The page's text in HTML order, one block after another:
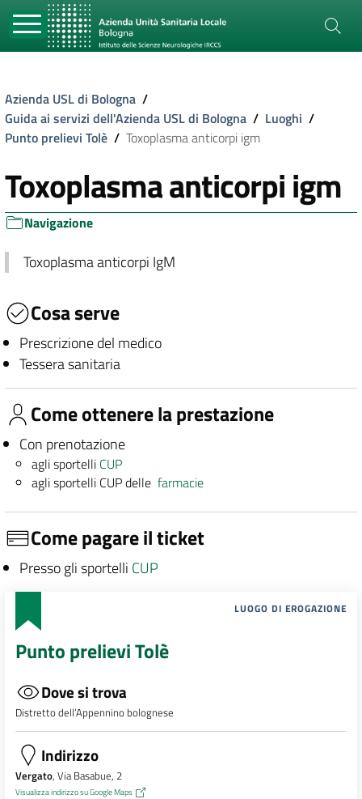
Azienda USL di Bologna /
Guida ai servizi dell'Azienda USL di Bologna / Luoghi /
Punto prelievi Tolè / Toxoplasma anticorpi igm
Toxoplasma anticorpi igm
Navigazione
Toxoplasma anticorpi IgM
Cosa serve
Prescrizione del medico
Tessera sanitaria
Come ottenere la prestazione
Con prenotazione
agli sportelli CUP
agli sportelli CUP dellefarmacie
Come pagare il ticket
Presso gli sportelli CUP
LUOGO DI EROGAZIONE
Punto prelievi Tolè
Dove si trova
Distretto dell’Appennino bolognese
Indirizzo
Vergato, Via Basabue, 2
Visualizza indirizzo su Google Maps